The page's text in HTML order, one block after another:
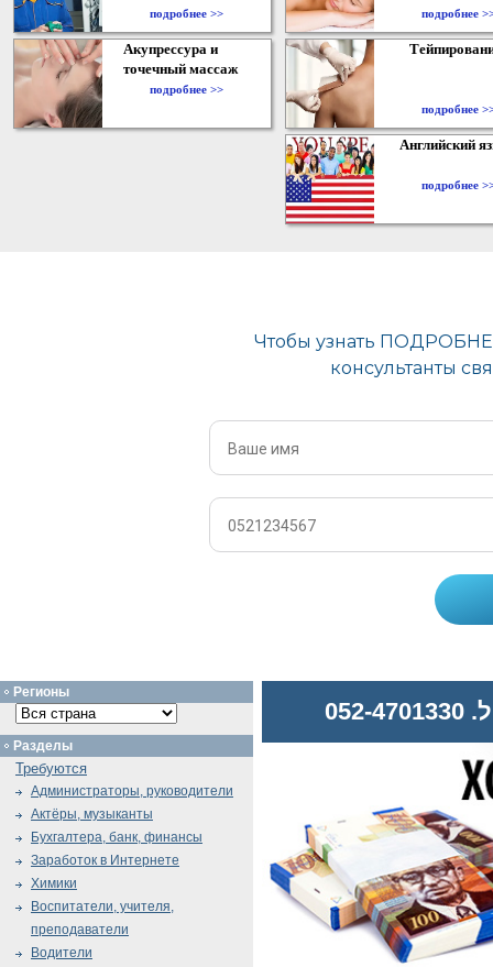
подробнее >> подробнее
Акупрессура и
точечный массаж
подробнее >>
подробнее
Английский
подробнее
Регионы
Разделы
Требуются
Администраторы, руководители
Актёры, музыканты
Бухгалтера, банк, финансы
Заработок в Интернете
Химики
Воспитатели, учителя,
преподаватели
Водители